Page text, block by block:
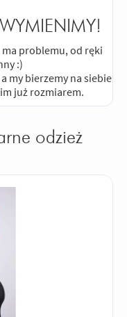
problemu, od ręki
:)
my bierzemy na siebie
już rozmiarem.
odzież